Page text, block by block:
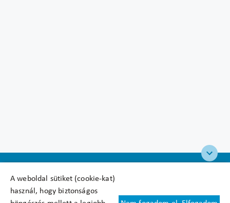
A weboldal sütiket (cookie-kat)
használ, hogy biztonságos